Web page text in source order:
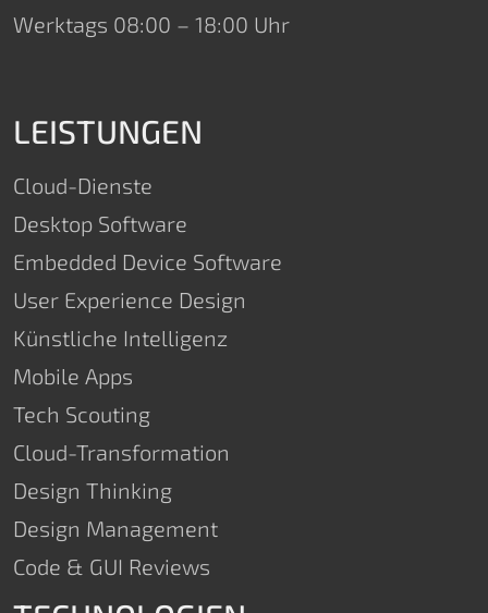
Werktags 08:00 – 18:00 Uhr
LEISTUNGEN
Cloud-Dienste
Desktop Software
Embedded Device Software
User Experience Design
Künstliche Intelligenz
Mobile Apps
Tech Scouting
Cloud-Transformation
Design Thinking
Design Management
Code & GUI Reviews